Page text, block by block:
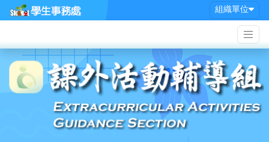
Skip
to
組織單位